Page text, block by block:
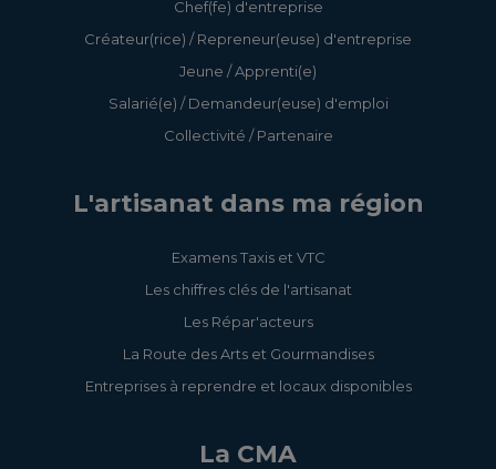
Chef(fe) d'entreprise
Créateur(rice) / Repreneur(euse) d'entreprise
Jeune / Apprenti(e)
Salarié(e) / Demandeur(euse) d'emploi
Collectivité / Partenaire
L'artisanat dans ma région
Examens Taxis et VTC
Les chiffres clés de l'artisanat
Les Répar'acteurs
La Route des Arts et Gourmandises
Entreprises à reprendre et locaux disponibles
La CMA